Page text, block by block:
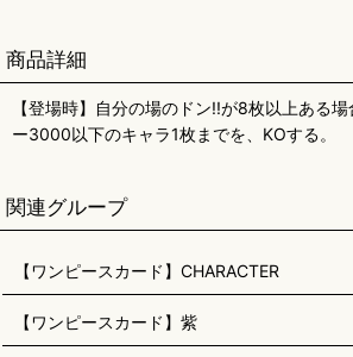
商品詳細
【登場時】自分の場のドン!!が8枚以上ある
ー3000以下のキャラ1枚までを、KOする。
関連グループ
【ワンピースカード】CHARACTER
【ワンピースカード】紫